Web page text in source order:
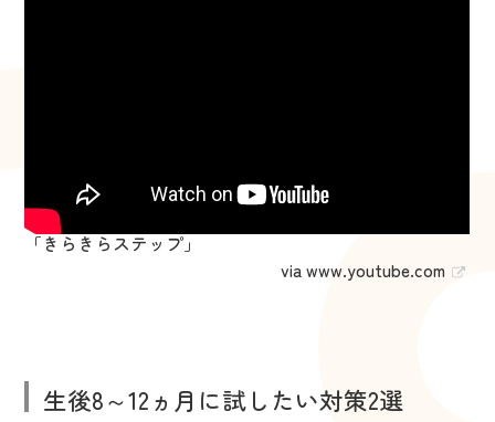
「きらきらステップ」
viawww.youtube.com
生後8～12ヵ月に試したい対策2選